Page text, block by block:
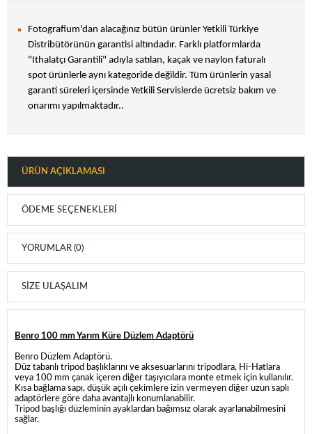
Fotografium'dan alacağınız bütün ürünler Yetkili Türkiye
Distribütörünün garantisi altındadır. Farklı platformlarda
"Ithalatçı Garantili" adıyla satılan, kaçak ve naylon faturalı
spot ürünlerle aynı kategoride değildir. Tüm ürünlerin yasal
garanti süreleri içersinde Yetkili Servislerde ücretsiz bakım ve
onarımı yapılmaktadır..
ÜRÜN AÇIKLAMASI
ÖDEME SEÇENEKLERI
YORUMLAR (0)
SIZE ULAŞALIM
Benro 100 mm Yarım Küre Düzlem Adaptörü
Benro Düzlem Adaptörü.
Düz tabanlı tripod başlıklarını ve aksesuarlarını tripodlara, Hi-Hatlara
veya 100 mm çanak içeren diğer taşıyıcılara monte etmek için kullanılır.
Kısa bağlama sapı, düşük açılı çekimlere izin vermeyen diğer uzun saplı
adaptörlere göre daha avantajlı konumlanabilir.
Tripod başlığı düzleminin ayaklardan bağımsız olarak ayarlanabilmesini
sağlar.